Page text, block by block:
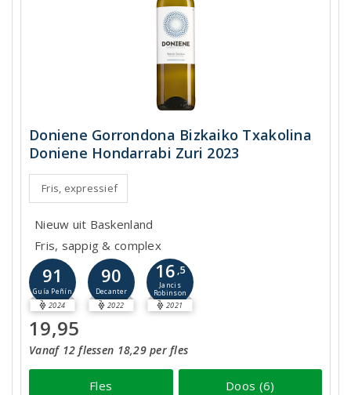
Doniene Gorrondona Bizkaiko Txakolina
Doniene Hondarrabi Zuri 2023
Fris, expressief
Nieuw uit Baskenland
Fris, sappig & complex
91
Guía Peñín
2024
90
Decanter
2022
16 ,5
Jancis
Robinson
2021
19,95
Vanaf 12 flessen 18,29 per fles
Fles Doos (6)